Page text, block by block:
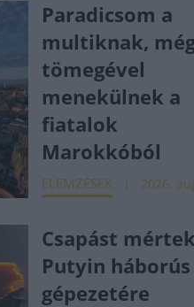
Paradicsom a
multiknak,
tömegével
menekülnek a
fiatalok
Marokkóból
ELEMZÉSEK 2026.
Csapást mértek
Putyin háborús
gépezetére